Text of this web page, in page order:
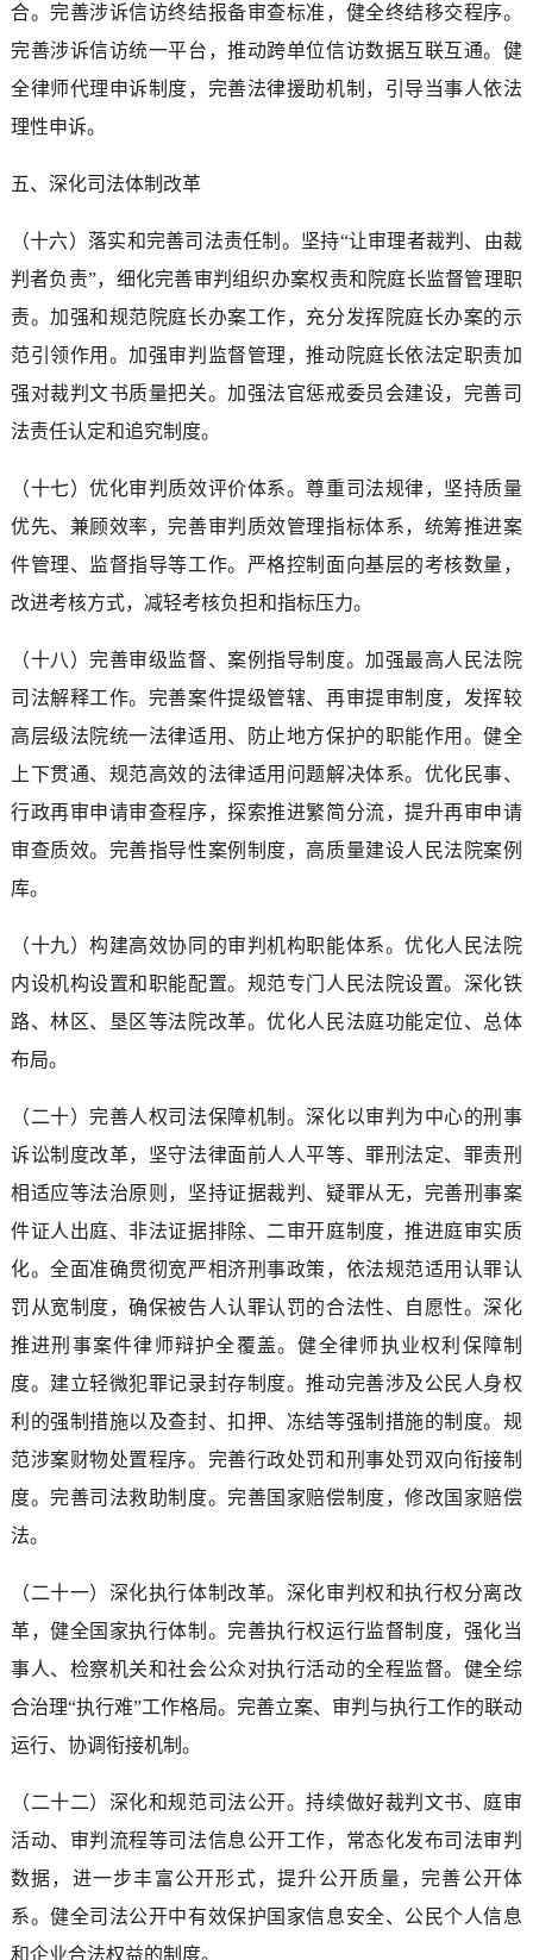
合。完善涉诉信访终结报备审查标准，健全终结移交程序。
完善涉诉信访统一平台，推动跨单位信访数据互联互通。健
全律师代理申诉制度，完善法律援助机制，引导当事人依法
理性申诉。
五、深化司法体制改革
（十六）落实和完善司法责任制。坚持“让审理者裁判、由裁
判者负责”，细化完善审判组织办案权责和院庭长监督管理职
责。加强和规范院庭长办案工作，充分发挥院庭长办案的示
范引领作用。加强审判监督管理，推动院庭长依法定职责加
强对裁判文书质量把关。加强法官惩戒委员会建设，完善司
法责任认定和追究制度。
（十七）优化审判质效评价体系。尊重司法规律，坚持质量
优先、兼顾效率，完善审判质效管理指标体系，统筹推进案
件管理、监督指导等工作。严格控制面向基层的考核数量，
改进考核方式，减轻考核负担和指标压力。
（十八）完善审级监督、案例指导制度。加强最高人民法院
司法解释工作。完善案件提级管辖、再审提审制度，发挥较
高层级法院统一法律适用、防止地方保护的职能作用。健全
上下贯通、规范高效的法律适用问题解决体系。优化民事、
行政再审申请审查程序，探索推进繁简分流，提升再审申请
审查质效。完善指导性案例制度，高质量建设人民法院案例
库。
（十九）构建高效协同的审判机构职能体系。优化人民法院
内设机构设置和职能配置。规范专门人民法院设置。深化铁
路、林区、垦区等法院改革。优化人民法庭功能定位、总体
布局。
（二十）完善人权司法保障机制。深化以审判为中心的刑事
诉讼制度改革，坚守法律面前人人平等、罪刑法定、罪责刑
相适应等法治原则，坚持证据裁判、疑罪从无，完善刑事案
件证人出庭、非法证据排除、二审开庭制度，推进庭审实质
化。全面准确贯彻宽严相济刑事政策，依法规范适用认罪认
罚从宽制度，确保被告人认罪认罚的合法性、自愿性。深化
推进刑事案件律师辩护全覆盖。健全律师执业权利保障制
度。建立轻微犯罪记录封存制度。推动完善涉及公民人身权
利的强制措施以及查封、扣押、冻结等强制措施的制度。规
范涉案财物处置程序。完善行政处罚和刑事处罚双向衔接制
度。完善司法救助制度。完善国家赔偿制度，修改国家赔偿
法。
（二十一）深化执行体制改革。深化审判权和执行权分离改
革，健全国家执行体制。完善执行权运行监督制度，强化当
事人、检察机关和社会公众对执行活动的全程监督。健全综
合治理“执行难”工作格局。完善立案、审判与执行工作的联动
运行、协调衔接机制。
（二十二）深化和规范司法公开。持续做好裁判文书、庭审
活动、审判流程等司法信息公开工作，常态化发布司法审判
数据，进一步丰富公开形式，提升公开质量，完善公开体
系。健全司法公开中有效保护国家信息安全、公民个人信息
和企业合法权益的制度。